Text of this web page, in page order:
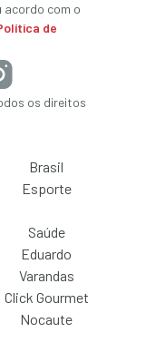
acordo com o
de
os direitos
Brasil
Esporte
Saúde
Eduardo
Varandas
Click Gourmet
Nocaute